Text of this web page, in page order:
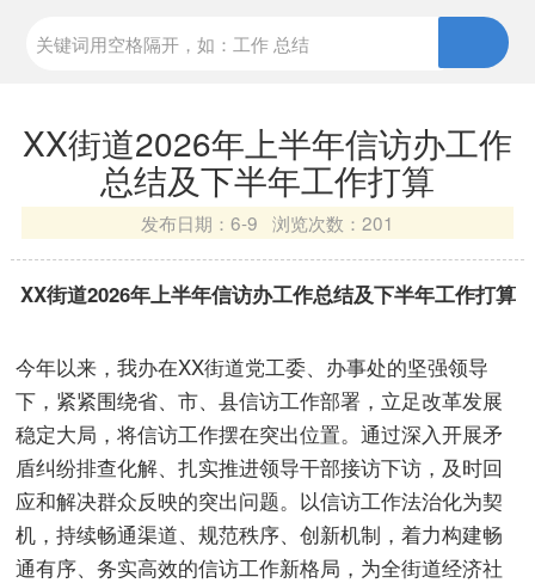
XX街道2026年上半年信访办工作
总结及下半年工作打算
发布日期： 6-9 浏览次数： 201
XX街道2026年上半年信访办工作总结及下半年工作打算
今年以来，我办在XX街道党工委、办事处的坚强领导
下，紧紧围绕省、市、县信访工作部署，立足改革发展
稳定大局，将信访工作摆在突出位置。通过深入开展矛
盾纠纷排查化解、扎实推进领导干部接访下访，及时回
应和解决群众反映的突出问题。以信访工作法治化为契
机，持续畅通渠道、规范秩序、创新机制，着力构建畅
通有序、务实高效的信访工作新格局，为全街道经济社